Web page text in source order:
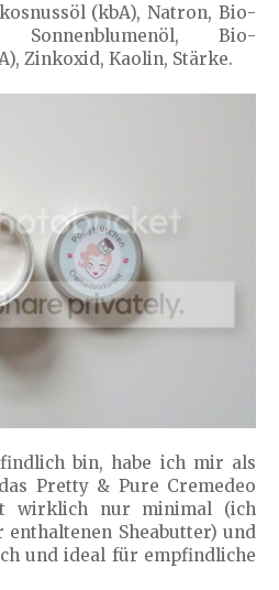
(kbA), Natron, Bio-
Sonnenblumenöl, Bio-
Zinkoxid, Kaolin, Stärke.
bin, habe ich mir als
Pretty & Pure Cremedeo
wirklich nur minimal (ich
enthaltenen Sheabutter) und
und ideal für empfindliche